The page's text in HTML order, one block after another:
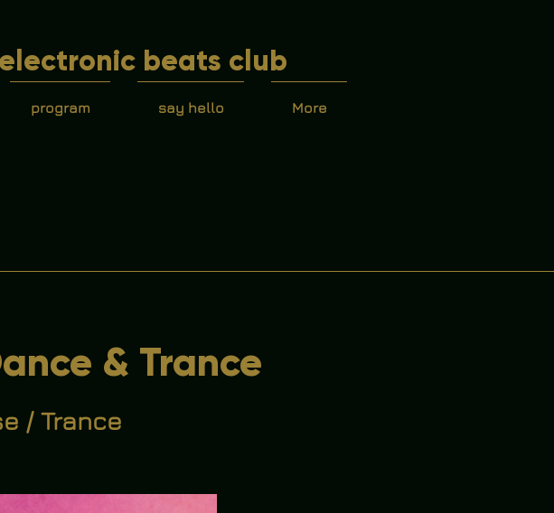
beats club
program say hello More
& Trance
/ Trance